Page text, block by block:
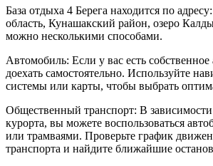
База отдыха 4 Берега находится по
область, Кунашакский район, озеро
можно несколькими способами.
Автомобиль: Если у вас есть
доехать самостоятельно. Используйте
системы или карты, чтобы выбрать
Общественный транспорт: В
курорта, вы можете воспользоваться
или трамваями. Проверьте график
транспорта и найдите ближайшие